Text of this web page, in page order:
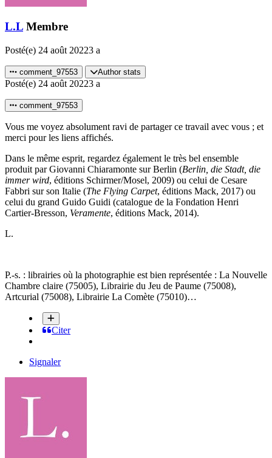
L.L Membre
Posté(e) 24 août 20223 a
comment_97553 Author stats
Posté(e) 24 août 20223 a
comment_97553
Vous me voyez absolument ravi de partager ce travail avec vous ; et
merci pour les liens affichés.
Dans le même esprit, regardez également le très bel ensemble
produit par Giovanni Chiaramonte sur Berlin (Berlin, die Stadt, die
immer wird, éditions Schirmer/Mosel, 2009) ou celui de Cesare
Fabbri sur son Italie (The Flying Carpet, éditions Mack, 2017) ou
celui du grand Guido Guidi (catalogue de la Fondation Henri
Cartier-Bresson, Veramente, éditions Mack, 2014).
L.
P.-s. : librairies où la photographie est bien représentée : La Nouvelle
Chambre claire (75005), Librairie du Jeu de Paume (75008),
Artcurial (75008), Librairie La Comète (75010)…
Citer
Signaler